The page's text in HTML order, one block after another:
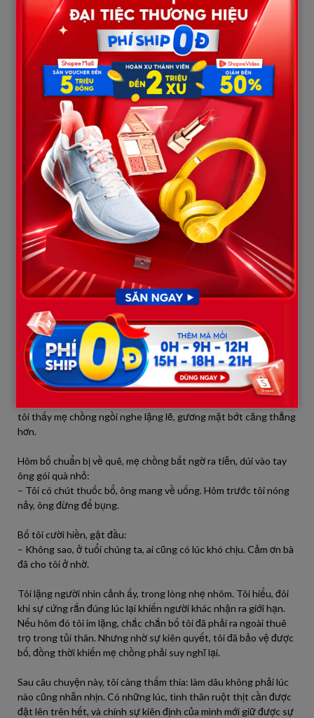
Câu nói ấy như tiếng sét giữa nhà. Mẹ chồng sững lại, mặt tái đi.
Bà không ngờ tôi – đứa con dâu vốn hiền lành, nhẫn nhịn – lại
dám “trả đòn” như thế.
Chồng tôi cũng bàng hoàng, rồi khẽ nắm tay tôi, gật đầu:
– Anh ở cùng em. Bố vợ cũng là bố mình, sao lại để ông đi thuê
Không khí lặng đi. Bố tôi lúng túng xua tay:
– Thôi, thôi, bố không muốn vì bố mà các con cãi cọ. Bố ra ngoài
cũng được.
Tôi nắm chặt tay ông, nghẹn ngào:
– Bố, con không để bố chịu thiệt. Dù có ra ngoài thuê, chúng con
cũng đi cùng bố.
Mẹ chồng nhìn ba cha con tôi, ánh mắt thoáng dao động. Sau
một hồi im lặng, bà quay đi, giọng dịu xuống:
– Thôi… ông cứ ở lại đây mấy hôm. Tôi lỡ lời.
Tôi nhìn bà, thấy rõ sự bối rối hiện lên. Có lẽ bà nhận ra sự quá
đáng của mình, khi đặt sĩ diện và thói quen lên trên tình nghĩa.
Những ngày sau đó, tôi đưa bố đi khám, chồng tôi xin nghỉ làm
vài hôm để lo thủ tục. Kết quả may mắn không quá nghiêm
trọng, chỉ cần điều trị và nghỉ ngơi. Buổi tối, bố kể chuyện đồng
tôi thấy mẹ chồng ngồi nghe lặng lẽ, gương mặt bớt căng thẳng
hơn.
Hôm bố chuẩn bị về quê, mẹ chồng bất ngờ ra tiễn, dúi vào tay
ông gói quà nhỏ:
– Tôi có chút thuốc bổ, ông mang về uống. Hôm trước tôi nóng
nảy, ông đừng để bụng.
Bố tôi cười hiền, gật đầu:
– Không sao, ở tuổi chúng ta, ai cũng có lúc khó chịu. Cảm ơn bà
đã cho tôi ở nhờ.
Tôi lặng người nhìn cảnh ấy, trong lòng nhẹ nhõm. Tôi hiểu, đôi
khi sự cứng rắn đúng lúc lại khiến người khác nhận ra giới hạn.
Nếu hôm đó tôi im lặng, chắc chắn bố tôi đã phải ra ngoài thuê
trọ trong tủi thân. Nhưng nhờ sự kiên quyết, tôi đã bảo vệ được
bố, đồng thời khiến mẹ chồng phải suy nghĩ lại.
Sau câu chuyện này, tôi càng thấm thía: làm dâu không phải lúc
nào cũng nhẫn nhịn. Có những lúc, tình thân ruột thịt cần được
đặt lên trên hết, và chính sự kiên định của mình mới giữ được sự